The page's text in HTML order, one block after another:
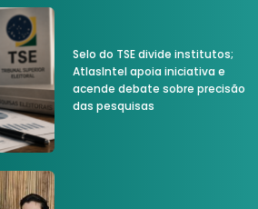
Selo do TSE divide institutos;
AtlasIntel apoia iniciativa e
acende debate sobre precisão
das pesquisas